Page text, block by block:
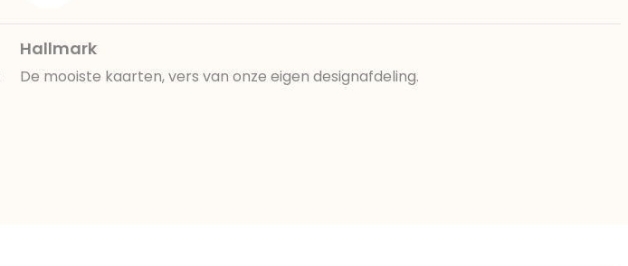
Hallmark
De mooiste kaarten, vers van onze eigen designafdeling.